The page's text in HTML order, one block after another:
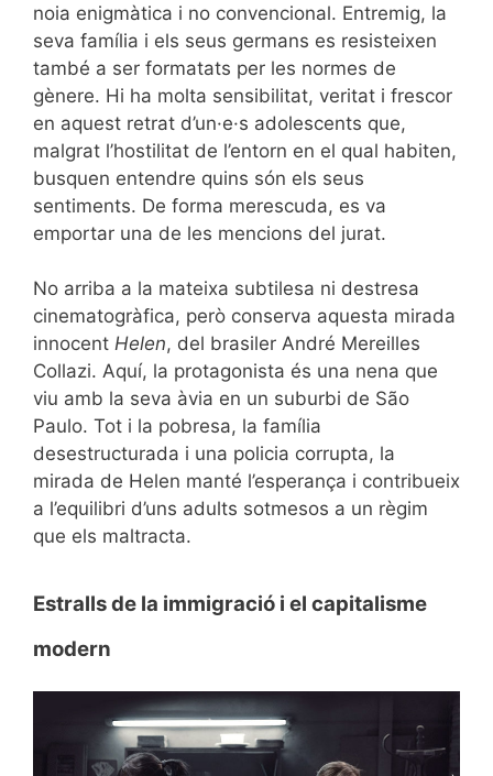
noia enigmàtica i no convencional. Entremig, la
seva família i els seus germans es resisteixen
també a ser formatats per les normes de
gènere. Hi ha molta sensibilitat, veritat i frescor
en aquest retrat d’un·e·s adolescents que,
malgrat l’hostilitat de l’entorn en el qual habiten,
busquen entendre quins són els seus
sentiments. De forma merescuda, es va
emportar una de les mencions del jurat.
No arriba a la mateixa subtilesa ni destresa
cinematogràfica, però conserva aquesta mirada
innocent Helen, del brasiler André Mereilles
Collazi. Aquí, la protagonista és una nena que
viu amb la seva àvia en un suburbi de São
Paulo. Tot i la pobresa, la família
desestructurada i una policia corrupta, la
mirada de Helen manté l’esperança i contribueix
a l’equilibri d’uns adults sotmesos a un règim
que els maltracta.
Estralls de la immigració i el capitalisme
modern